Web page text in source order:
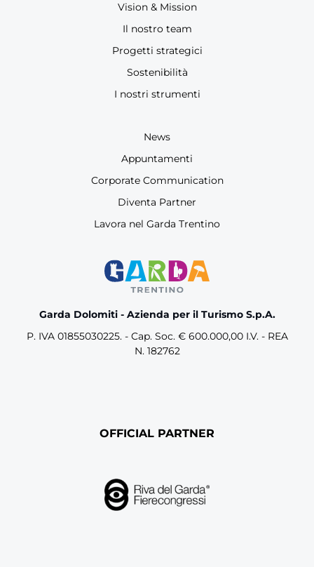
Garda Dolomiti - Azienda per il Turismo S.p.A.
P. IVA 01855030225. - Cap. Soc. € 600.000,00 I.V. - REA
N. 182762
Vision & Mission
Il nostro team
Progetti strategici
Sostenibilità
I nostri strumenti
News
Appuntamenti
Corporate Communication
Diventa Partner
Lavora nel Garda Trentino
OFFICIAL PARTNER